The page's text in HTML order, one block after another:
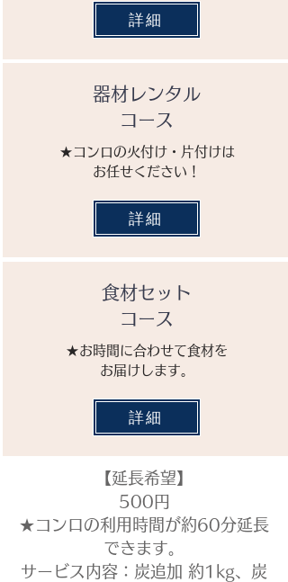
詳細
器材レンタル
​コース
★コンロの火付け​・片付けは
お任せください！
詳細
食材セット
コース
★お時間に合わせて食材を
お届けします。
詳細
【延長希望】
500円
★コンロの利用時間が約60分延長
できます。
サービス内容：炭追加 約1kg、炭